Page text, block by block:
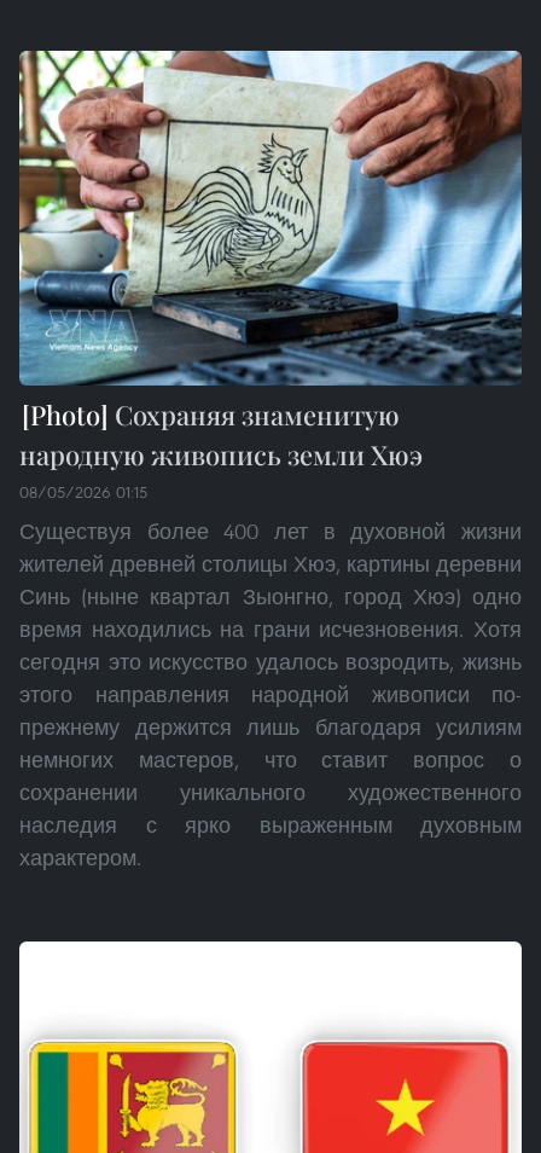
Сохраняя знаменитую
народную живопись земли Хюэ
08/05/2026 01:15
Существуя более 400 лет в духовной жизни
жителей древней столицы Хюэ, картины деревни
Синь (ныне квартал Зыонгно, город Хюэ) одно
время находились на грани исчезновения. Хотя
сегодня это искусство удалось возродить, жизнь
этого направления народной живописи по-
прежнему держится лишь благодаря усилиям
немногих мастеров, что ставит вопрос о
сохранении уникального художественного
наследия с ярко выраженным духовным
характером.